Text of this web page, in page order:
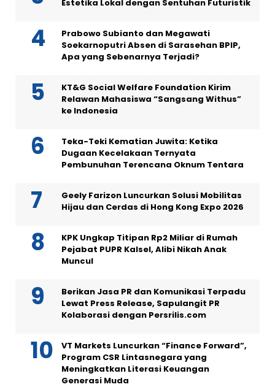
Estetika Lokal dengan Sentuhan Futuristik
Prabowo Subianto dan Megawati
Soekarnoputri Absen di Sarasehan BPIP,
Apa yang Sebenarnya Terjadi?
KT&G Social Welfare Foundation Kirim
Relawan Mahasiswa “Sangsang Withus”
ke Indonesia
Teka-Teki Kematian Juwita: Ketika
Dugaan Kecelakaan Ternyata
Pembunuhan Terencana Oknum Tentara
Geely Farizon Luncurkan Solusi Mobilitas
Hijau dan Cerdas di Hong Kong Expo 2026
KPK Ungkap Titipan Rp2 Miliar di Rumah
Pejabat PUPR Kalsel, Alibi Nikah Anak
Muncul
Berikan Jasa PR dan Komunikasi Terpadu
Lewat Press Release, Sapulangit PR
Kolaborasi dengan Persrilis.com
VT Markets Luncurkan “Finance Forward”,
Program CSR Lintasnegara yang
Meningkatkan Literasi Keuangan
Generasi Muda